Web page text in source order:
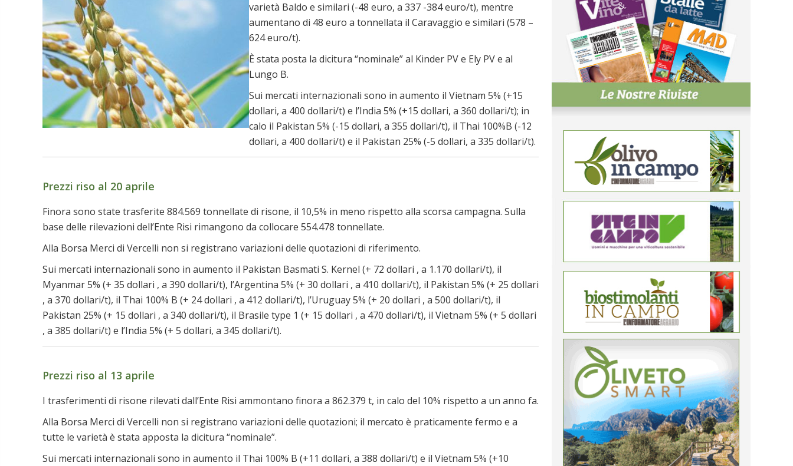
varietà Baldo e similari (-48 euro, a 337 -384 euro/t), mentre
aumentano di 48 euro a tonnellata il Caravaggio e similari (578 –
624 euro/t).
È stata posta la dicitura “nominale” al Kinder PV e Ely PV e al
Lungo B.
Sui mercati internazionali sono in aumento il Vietnam 5% (+15
dollari, a 400 dollari/t) e l’India 5% (+15 dollari, a 360 dollari/t); in
calo il Pakistan 5% (-15 dollari, a 355 dollari/t), il Thai 100%B (-12
dollari, a 400 dollari/t) e il Pakistan 25% (-5 dollari, a 335 dollari/t).
Prezzi riso al 20 aprile
Finora sono state trasferite 884.569 tonnellate di risone, il 10,5% in meno rispetto alla scorsa campagna. Sulla
base delle rilevazioni dell’Ente Risi rimangono da collocare 554.478 tonnellate.
Alla Borsa Merci di Vercelli non si registrano variazioni delle quotazioni di riferimento.
Sui mercati internazionali sono in aumento il Pakistan Basmati S. Kernel (+ 72 dollari , a 1.170 dollari/t), il
Myanmar 5% (+ 35 dollari , a 390 dollari/t), l’Argentina 5% (+ 30 dollari , a 410 dollari/t), il Pakistan 5% (+ 25 dollari
, a 370 dollari/t), il Thai 100% B (+ 24 dollari , a 412 dollari/t), l’Uruguay 5% (+ 20 dollari , a 500 dollari/t), il
Pakistan 25% (+ 15 dollari , a 340 dollari/t), il Brasile type 1 (+ 15 dollari , a 470 dollari/t), il Vietnam 5% (+ 5 dollari
, a 385 dollari/t) e l’India 5% (+ 5 dollari, a 345 dollari/t).
Prezzi riso al 13 aprile
I trasferimenti di risone rilevati dall’Ente Risi ammontano finora a 862.379 t, in calo del 10% rispetto a un anno fa.
Alla Borsa Merci di Vercelli non si registrano variazioni delle quotazioni; il mercato è praticamente fermo e a
tutte le varietà è stata apposta la dicitura “nominale”.
Sui mercati internazionali sono in aumento il Thai 100% B (+11 dollari, a 388 dollari/t) e il Vietnam 5% (+10